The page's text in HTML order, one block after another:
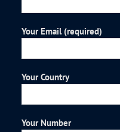
Your Email (required)
Your Country
Your Number